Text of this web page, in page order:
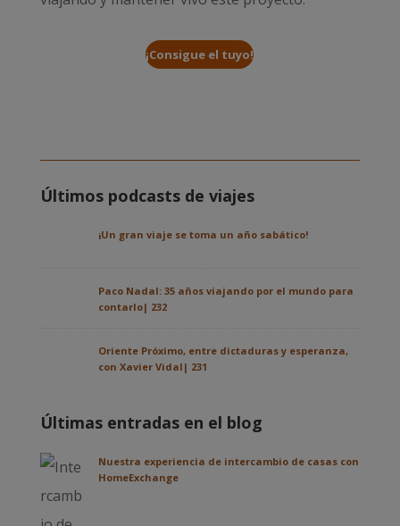
¡Consigue el tuyo!
Últimos podcasts de viajes
¡Un gran viaje se toma un año sabático!
Paco Nadal: 35 años viajando por el mundo para
contarlo| 232
Oriente Próximo, entre dictaduras y esperanza,
con Xavier Vidal| 231
Últimas entradas en el blog
Nuestra experiencia de intercambio de casas con
HomeExchange